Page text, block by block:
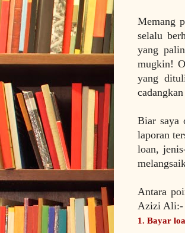
Memang
selalu
yang
mugkin!
yang
Biar saya
laporan
loan,
Antara
Azizi Ali:-
1. Bayar